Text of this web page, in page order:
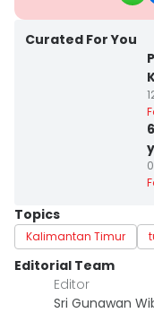
Curated For You
Topics
Kalimantan Timur
Editorial Team
Editor
Sri Gunawan